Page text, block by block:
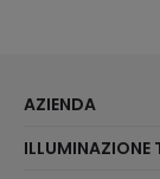
AZIENDA
Assistenza
ILLUMINAZIONE